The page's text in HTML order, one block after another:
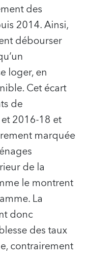
des
2014. Ainsi,
débourser
loger, en
Cet écart
de
2016-18 et
marquée
de la
le montrent
La
donc
des taux
contrairement